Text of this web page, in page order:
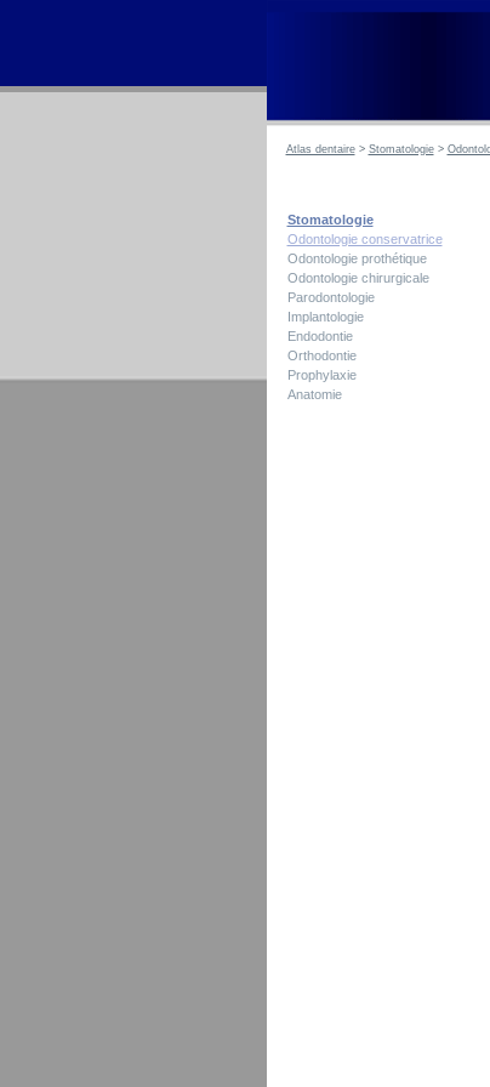
Atlas dentaire> Stomatologie>
Stomatologie
Odontologie conservatrice
Odontologie prothétique
Odontologie chirurgicale
Parodontologie
Implantologie
Endodontie
Orthodontie
Prophylaxie
Anatomie